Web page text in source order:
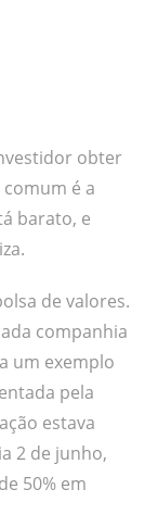
obter
é a
barato, e
de valores.
companhia
um exemplo
pela
estava
2 de junho,
50% em